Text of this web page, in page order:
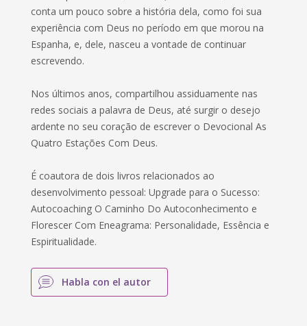
conta um pouco sobre a história dela, como foi sua
experiência com Deus no período em que morou na
Espanha, e, dele, nasceu a vontade de continuar
escrevendo.
Nos últimos anos, compartilhou assiduamente nas
redes sociais a palavra de Deus, até surgir o desejo
ardente no seu coração de escrever o Devocional As
Quatro Estações Com Deus.
É coautora de dois livros relacionados ao
desenvolvimento pessoal: Upgrade para o Sucesso:
Autocoaching O Caminho Do Autoconhecimento e
Florescer Com Eneagrama: Personalidade, Essência e
Espiritualidade.
Habla con el autor